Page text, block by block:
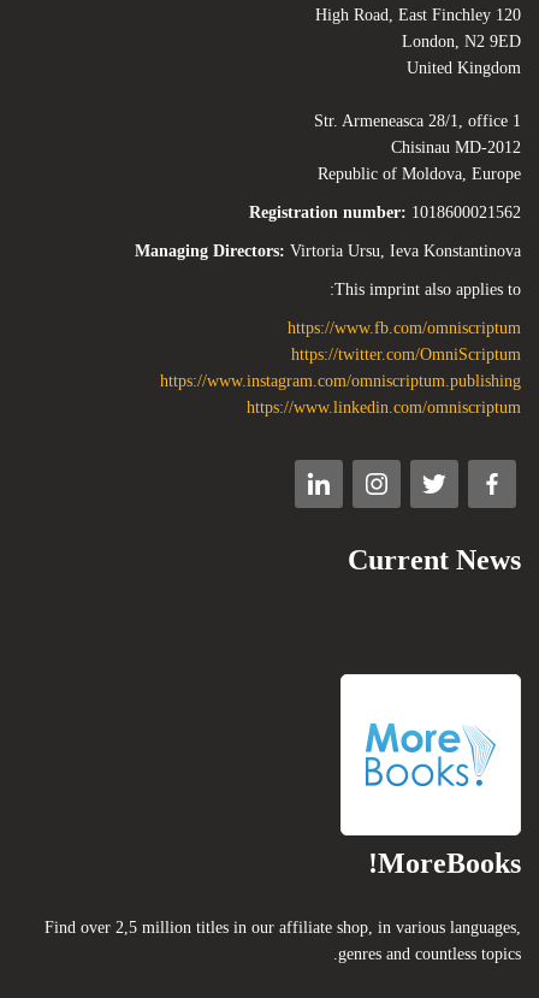
120 High Road, East Finchley
London, N2 9ED
United Kingdom
Str. Armeneasca 28/1, office 1
Chisinau MD-2012
Republic of Moldova, Europe
Registration number: 1018600021562
Managing Directors: Virtoria Ursu, Ieva Konstantinova
This imprint also applies to:
https://www.fb.com/omniscriptum
https://twitter.com/OmniScriptum
https://www.instagram.com/omniscriptum.publishing
https://www.linkedin.com/omniscriptum
Current News
MoreBooks!
Find over 2,5 million titles in our affiliate shop, in various languages,
genres and countless topics.